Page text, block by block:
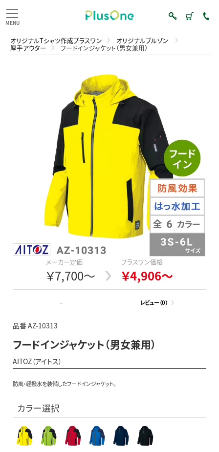
オリジナルTシャツ作成プラスワン オリジナルブルゾン
厚手アウター フードインジャケット（男女兼用）
メーカー定価
￥7,700～
プラスワン価格
￥4,906～
- レビュー（0）
品番 AZ-10313
フードインジャケット（男女兼用）
AITOZ（アイトス）
防風・軽撥水を装備したフードインジャケット。
カラー選択